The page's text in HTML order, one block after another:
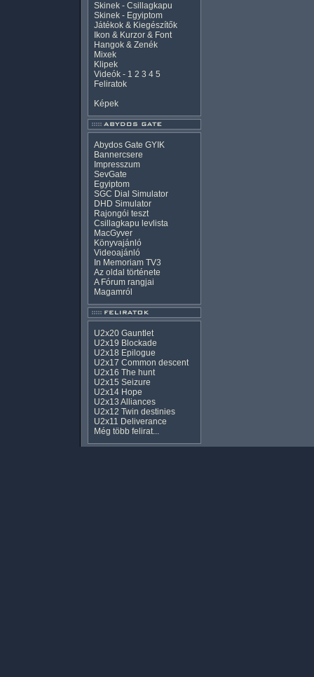
Skinek - Csillagkapu
Skinek - Egyiptom
Játékok & Kiegészítők
Ikon & Kurzor & Font
Hangok & Zenék
Mixek
Klipek
Videók- 1 2 3 4 5
Feliratok
Képek
Abydos Gate GYIK
Bannercsere
Impresszum
SevGate
Egyiptom
SGC Dial Simulator
DHD Simulator
Rajongói teszt
Csillagkapu levlista
MacGyver
Könyvajánló
Videoajánló
In Memoriam TV3
Az oldal története
A Fórum rangjai
Magamról
U2x20 Gauntlet
U2x19 Blockade
U2x18 Epilogue
U2x17 Common descent
U2x16 The hunt
U2x15 Seizure
U2x14 Hope
U2x13 Alliances
U2x12 Twin destinies
U2x11 Deliverance
Még több felirat...